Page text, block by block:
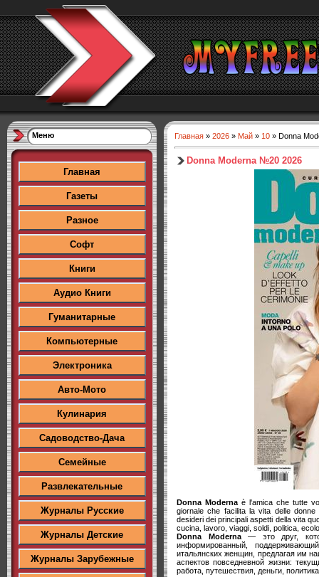
Меню
Главная
Газеты
Разное
Софт
Книги
Аудио Книги
Гуманитарные
Компьютерные
Электроника
Авто-Мото
Кулинария
Садоводство-Дача
Семейные
Развлекательные
Журналы Русские
Журналы Детские
Журналы Зарубежные
Главная » 2026 » Май » 10 » Donna
Donna Moderna №20 2026
Donna Modernaè l'amica che tutte
giornale che facilita la vita delle
desideri dei principali aspetti della vita
cucina, lavoro, viaggi, soldi, politica,
Donna Moderna— это друг,
информированный,
итальянских женщин, предлагая им
аспектов повседневной жизни:
работа, путешествия, деньги,